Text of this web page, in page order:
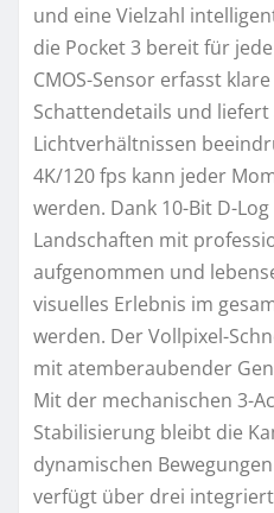
und eine Vielzahl
die Pocket 3 bereit für
CMOS-Sensor erfasst
Schattendetails und
Lichtverhältnissen
4K/120 fps kann jeder
werden. Dank 10-Bit D-
Landschaften mit
aufgenommen und
visuelles Erlebnis im
werden. Der Vollpixel-
mit atemberaubender
Mit der mechanischen 3-
Stabilisierung bleibt die
dynamischen
verfügt über drei